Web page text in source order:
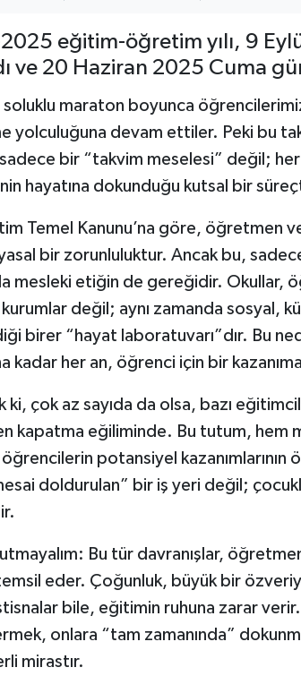
eğitim-öğretim yılı, 9
ve 20 Haziran 2025 Cuma
soluklu maraton boyunca
yolculuğuna devam ettiler. Peki bu
bir “takvim meselesi” değil;
hayatına dokunduğu kutsal bir
Temel Kanunu’na göre, öğretmen
bir zorunluluktur. Ancak bu,
mesleki etiğin de gereğidir. Okullar,
değil; aynı zamanda sosyal,
birer “hayat laboratuvarı”dır. Bu
kadar her an, öğrenci için bir
ki, çok az sayıda da olsa, bazı
kapatma eğiliminde. Bu tutum, hem
potansiyel kazanımlarının
doldurulan” bir iş yeri değil;
Bu tür davranışlar,
temsil eder. Çoğunluk, büyük bir
bile, eğitimin ruhuna zarar
onlara “tam zamanında”
mirastır.